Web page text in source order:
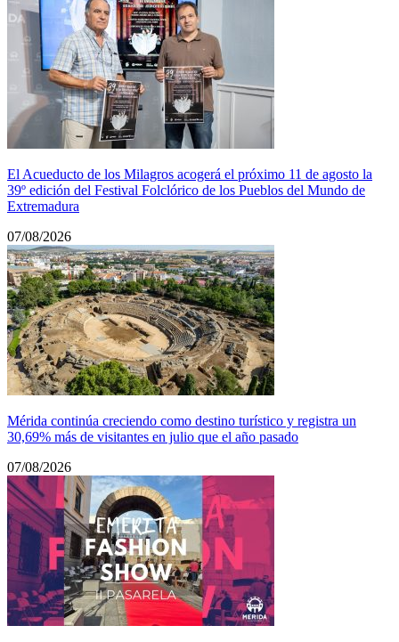
El Acueducto de los Milagros acogerá el próximo 11 de agosto la
39º edición del Festival Folclórico de los Pueblos del Mundo de
Extremadura
07/08/2026
Mérida continúa creciendo como destino turístico y registra un
30,69% más de visitantes en julio que el año pasado
07/08/2026